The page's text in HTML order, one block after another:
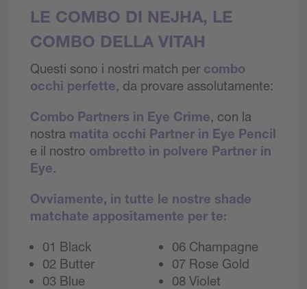
LE COMBO DI NEJHA, LE
COMBO DELLA VITAH
Questi sono i nostri match per combo
occhi perfette, da provare assolutamente:
Combo Partners in Eye Crime, con la
nostra matita occhi Partner in Eye Pencil
e il nostro ombretto in polvere Partner in
Eye.
Ovviamente, in tutte le nostre shade
matchate appositamente per te:
01 Black
02 Butter
03 Blue
06 Champagne
07 Rose Gold
08 Violet